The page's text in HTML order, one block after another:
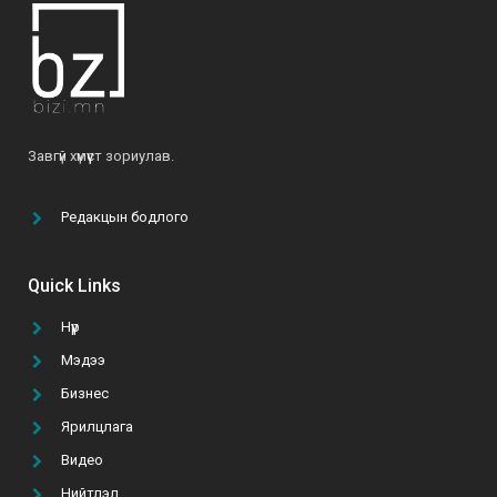
нь туслах далай шиг их боломж бий”
Завгүй хүмүүст зориулав.
Редакцын бодлого
Quick Links
Нүүр
Мэдээ
Бизнес
Ярилцлага
Видео
Нийтлэл